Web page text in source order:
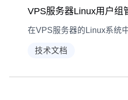
技术文档